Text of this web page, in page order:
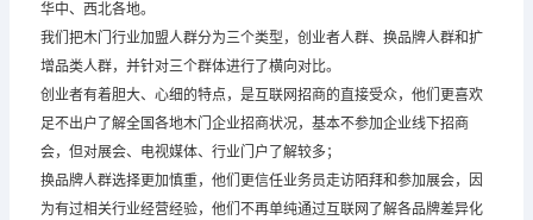
华中、西北各地。
我们把木门行业加盟人群分为三个类型，创业者人群、换品牌人群和扩
增品类人群，并针对三个群体进行了横向对比。
创业者有着胆大、心细的特点，是互联网招商的直接受众，他们更喜欢
足不出户了解全国各地木门企业招商状况，基本不参加企业线下招商
会，但对展会、电视媒体、行业门户了解较多；
换品牌人群选择更加慎重，他们更信任业务员走访陌拜和参加展会，因
为有过相关行业经营经验，他们不再单纯通过互联网了解各品牌差异化